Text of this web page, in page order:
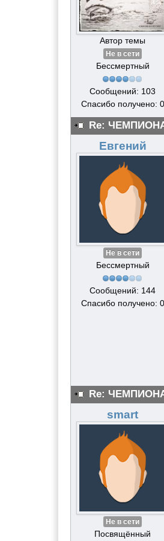
Автор темы
Не в сети
Бессмертный
Сообщений: 103
Спасибо получено: 0
Re:
Евгений
Не в сети
Бессмертный
Сообщений: 144
Спасибо получено: 0
Re:
smart
Не в сети
Посвящённый